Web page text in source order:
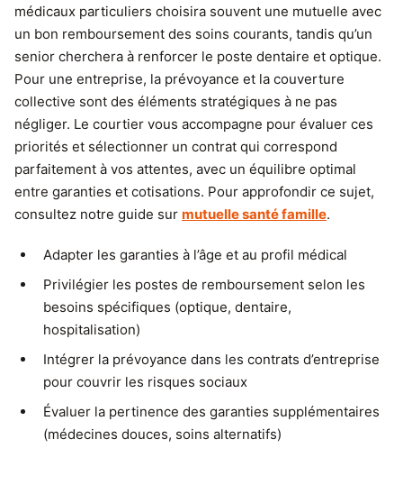
médicaux particuliers choisira souvent une mutuelle avec
un bon remboursement des soins courants, tandis qu’un
senior cherchera à renforcer le poste dentaire et optique.
Pour une entreprise, la prévoyance et la couverture
collective sont des éléments stratégiques à ne pas
négliger. Le courtier vous accompagne pour évaluer ces
priorités et sélectionner un contrat qui correspond
parfaitement à vos attentes, avec un équilibre optimal
entre garanties et cotisations. Pour approfondir ce sujet,
consultez notre guide sur mutuelle santé famille.
Adapter les garanties à l’âge et au profil médical
Privilégier les postes de remboursement selon les
besoins spécifiques (optique, dentaire,
hospitalisation)
Intégrer la prévoyance dans les contrats d’entreprise
pour couvrir les risques sociaux
Évaluer la pertinence des garanties supplémentaires
(médecines douces, soins alternatifs)